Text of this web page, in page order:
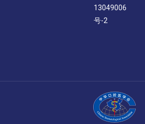
13049006
号-2